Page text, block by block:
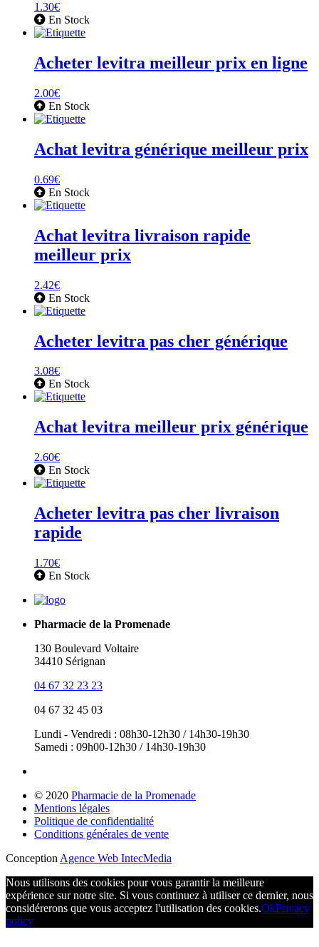
1.30€
En Stock
Acheter levitra meilleur prix en ligne
2.00€
En Stock
Achat levitra générique meilleur prix
0.69€
En Stock
Achat levitra livraison rapide
meilleur prix
2.42€
En Stock
Acheter levitra pas cher générique
3.08€
En Stock
Achat levitra meilleur prix générique
2.60€
En Stock
Acheter levitra pas cher livraison
rapide
1.70€
En Stock
Pharmacie de la Promenade
130 Boulevard Voltaire
34410 Sérignan
04 67 32 23 23
04 67 32 45 03
Lundi - Vendredi : 08h30-12h30 / 14h30-19h30
Samedi : 09h00-12h30 / 14h30-19h30
© 2020 Pharmacie de la Promenade
Mentions légales
Politique de confidentialité
Conditions générales de vente
Conception Agence Web IntecMedia
Nous utilisons des cookies pour vous garantir la meilleure
expérience sur notre site. Si vous continuez à utiliser ce dernier, nous
considérerons que vous acceptez l'utilisation des cookies.OkPrivacy
policy